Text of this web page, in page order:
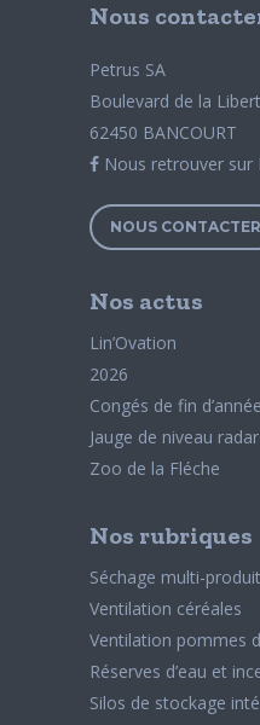
Nous
Petrus SA
Boulevard de la
62450 BANCOURT
Nous retrouver sur
NOUS CONTACTER
Nos actus
Lin’Ovation
2026
Congés de fin d’année
Jauge de niveau radar
Zoo de la Fléche
Nos rubriques
Séchage multi-
Ventilation céréales
Ventilation pommes
Réserves d’eau et
Silos de stockage